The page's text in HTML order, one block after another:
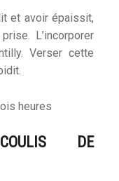
et avoir épaissit,
L’incorporer
Verser cette
heures
DE